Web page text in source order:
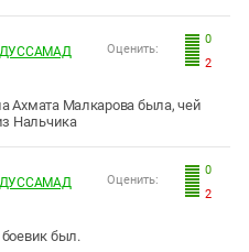
0
2
Оценить:
Ахмата Малкарова была, чей
Нальчика
0
2
Оценить:
был.